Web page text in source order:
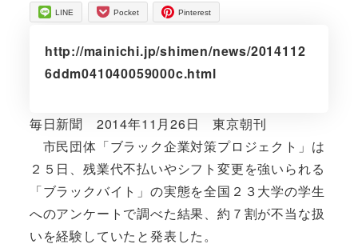
LINE Pocket Pinterest
http://mainichi.jp/shimen/news/2014112
6ddm041040059000c.html
毎日新聞 2014年11月26日 東京朝刊
市民団体「ブラック企業対策プロジェクト」は
２５日、残業代不払いやシフト変更を強いられる
「ブラックバイト」の実態を全国２３大学の学生
へのアンケートで調べた結果、約７割が不当な扱
いを経験していたと発表した。